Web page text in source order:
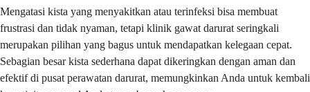
Mengatasi kista yang menyakitkan atau terinfeksi bisa membuat
frustrasi dan tidak nyaman, tetapi klinik gawat darurat seringkali
merupakan pilihan yang bagus untuk mendapatkan kelegaan cepat.
Sebagian besar kista sederhana dapat dikeringkan dengan aman dan
efektif di pusat perawatan darurat, memungkinkan Anda untuk kembali